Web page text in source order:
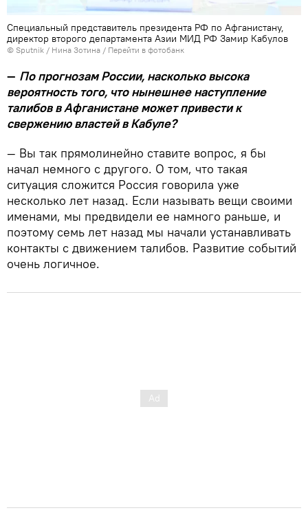
Специальный представитель президента РФ по Афганистану,
директор второго департамента Азии МИД РФ Замир Кабулов
© Sputnik / Нина Зотина / Перейти в фотобанк
— По прогнозам России, насколько высока
вероятность того, что нынешнее наступление
талибов в Афганистане может привести к
свержению властей в Кабуле?
— Вы так прямолинейно ставите вопрос, я бы
начал немного с другого. О том, что такая
ситуация сложится Россия говорила уже
несколько лет назад. Если называть вещи своими
именами, мы предвидели ее намного раньше, и
поэтому семь лет назад мы начали устанавливать
контакты с движением талибов. Развитие событий
очень логичное.